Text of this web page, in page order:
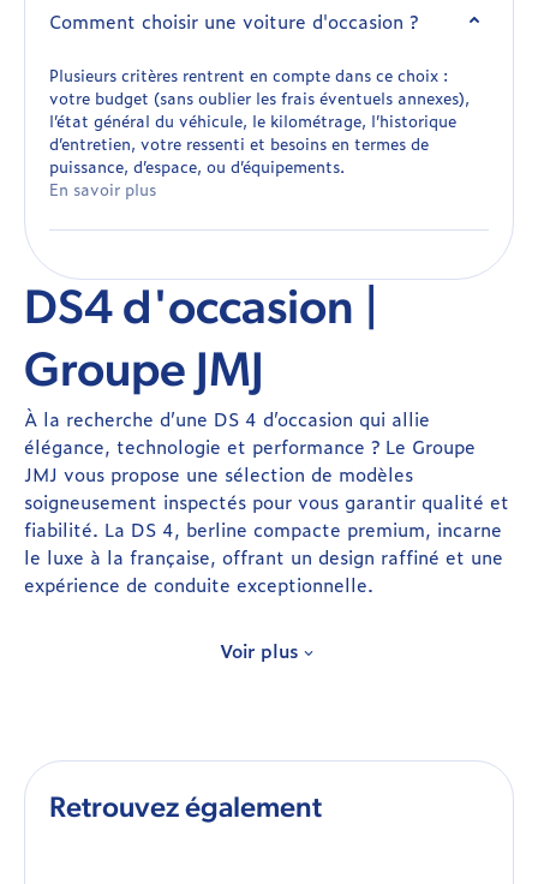
Comment choisir une voiture d'occasion ?
Plusieurs critères rentrent en compte dans ce choix :
votre budget (sans oublier les frais éventuels annexes),
l’état général du véhicule, le kilométrage, l’historique
d’entretien, votre ressenti et besoins en termes de
puissance, d’espace, ou d’équipements.
En savoir plus
DS4 d'occasion |
Groupe JMJ
À la recherche d’une DS 4 d’occasion qui allie
élégance, technologie et performance ? Le Groupe
JMJ vous propose une sélection de modèles
soigneusement inspectés pour vous garantir qualité et
fiabilité. La DS 4, berline compacte premium, incarne
le luxe à la française, offrant un design raffiné et une
expérience de conduite exceptionnelle.
Pourquoi choisir une DS 4 d’occasion
optimal et des performances au top.
Design élégant et moderne : La DS 4 se distingue
par ses lignes audacieuses et son style raffiné, un
Voir plus
Retrouvez également